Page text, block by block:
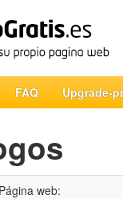
FAQ Upgrade-
Página web: